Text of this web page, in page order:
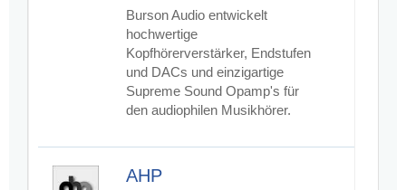
Burson Audio entwickelt
hochwertige
Kopfhörerverstärker, Endstufen
und DACs und einzigartige
Supreme Sound Opamp's für
den audiophilen Musikhörer.
AHP